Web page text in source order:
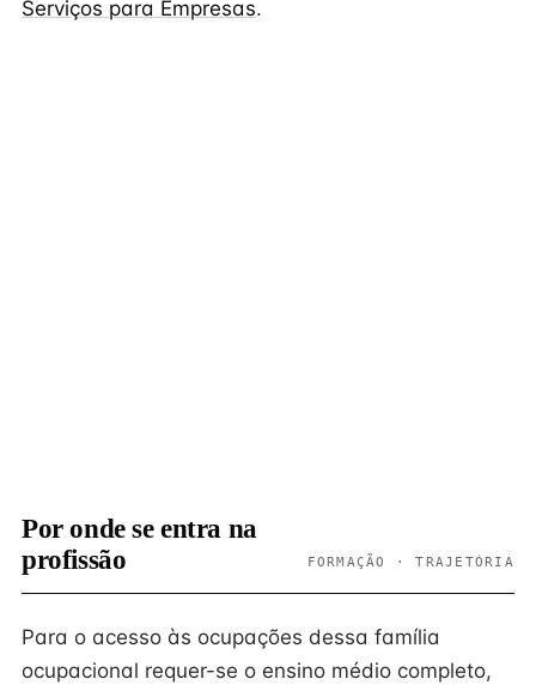
Serviços para Empresas.
Por onde se entra na
profissão
FORMAÇÃO · TRAJETÓRIA
Para o acesso às ocupações dessa família
ocupacional requer-se o ensino médio completo,